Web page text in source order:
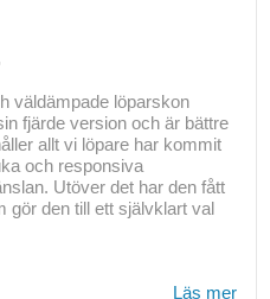
väldämpade löparskon
fjärde version och är bättre
allt vi löpare har kommit
och responsiva
Utöver det har den fått
gör den till ett självklart val
Läs mer